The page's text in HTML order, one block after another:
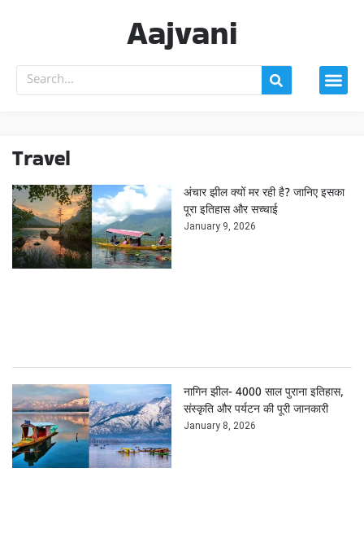
Aajvani
Travel
अंचार झील क्यों मर रही है? जानिए इसका
पूरा इतिहास और सच्चाई
January 9, 2026
नागिन झील- 4000 साल पुराना इतिहास,
संस्कृति और पर्यटन की पूरी जानकारी
January 8, 2026